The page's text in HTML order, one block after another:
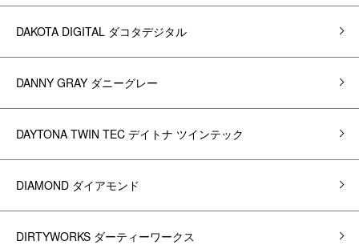
DAKOTA DIGITAL ダコタデジタル
DANNY GRAY ダニーグレー
DAYTONA TWIN TEC デイトナ ツインテック
DIAMOND ダイアモンド
DIRTYWORKS ダーティーワークス